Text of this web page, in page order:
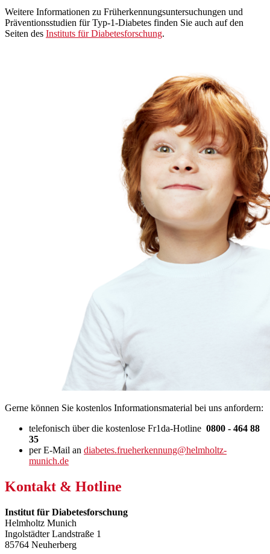
Weitere Informationen zu Früherkennungsuntersuchungen und
Präventionsstudien für Typ-1-Diabetes finden Sie auch auf den
Seiten des Instituts für Diabetesforschung.
Gerne können Sie kostenlos Informationsmaterial bei uns anfordern:
telefonisch über die kostenlose Fr1da-Hotline 0800 - 464 88
35
per E-Mail an diabetes.frueherkennung@helmholtz-
munich.de
Kontakt & Hotline
Institut für Diabetesforschung
Helmholtz Munich
Ingolstädter Landstraße 1
85764 Neuherberg